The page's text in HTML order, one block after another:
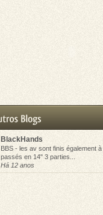
BlackHands
BBS - les av sont finis également
passés en 14" 3 parties...
Há 12 anos